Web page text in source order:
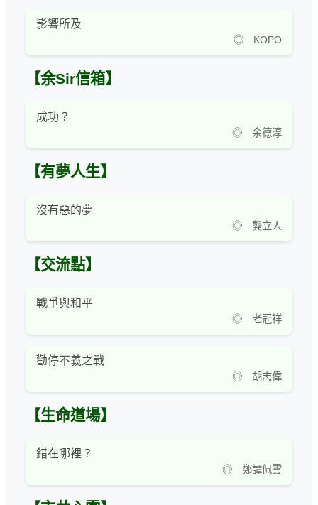
影響所及
◎ KOPO
【余Sir信箱】
成功？
◎ 余德淳
【有夢人生】
沒有惡的夢
◎ 龔立人
【交流點】
戰爭與和平
◎ 老冠祥
勸停不義之戰
◎ 胡志偉
【生命道場】
錯在哪裡？
◎ 鄭譚佩雲